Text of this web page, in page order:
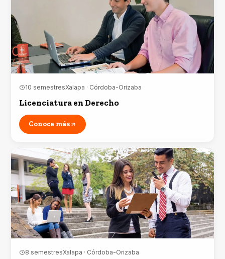
10 semestresXalapa · Córdoba-Orizaba
Licenciatura en Derecho
Conoce más
8 semestresXalapa · Córdoba-Orizaba